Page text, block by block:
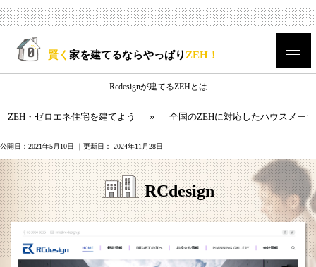
Rcdesignが建てるZEHとは
賢く 家を建てるならやっぱり ZEH！
ZEH・ゼロエネ住宅を建てよう » 全国のZEHに対応したハウスメー
公開日： 2021年5月10日 ｜更新日： 2024年11月28日
RCdesign